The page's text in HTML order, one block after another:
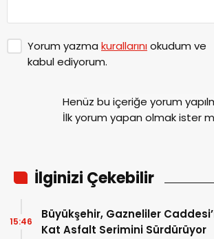
Yorum yazma kurallarınıokudum ve
kabul ediyorum.
Henüz bu içeriğe yorum
İlk yorum yapan olmak ister
İlginizi Çekebilir
Büyükşehir, Gazneliler
Kat Asfalt Serimini Sürdürüyor
15:46